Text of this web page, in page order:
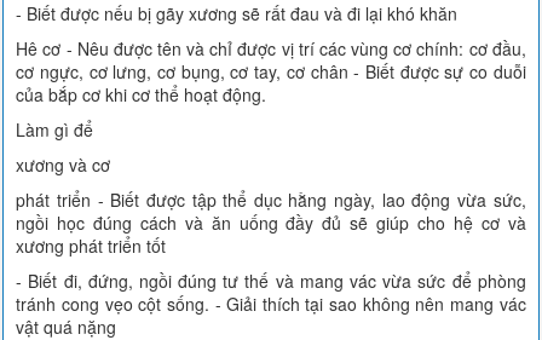
- Biết được nếu bị gãy xương sẽ rất đau và đi lại khó khăn
Hê cơ - Nêu được tên và chỉ được vị trí các vùng cơ chính: cơ đầu,
cơ ngực, cơ lưng, cơ bụng, cơ tay, cơ chân - Biết được sự co duỗi
của bắp cơ khi cơ thể hoạt động.
Làm gì để
xương và cơ
phát triển - Biết được tập thể dục hằng ngày, lao động vừa sức,
ngồi học đúng cách và ăn uống đầy đủ sẽ giúp cho hệ cơ và
xương phát triển tốt
- Biết đi, đứng, ngồi đúng tư thế và mang vác vừa sức để phòng
tránh cong vẹo cột sống. - Giải thích tại sao không nên mang vác
vật quá nặng